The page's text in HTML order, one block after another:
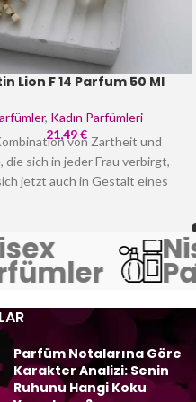
Lion F 14 Parfum 50 Ml
, Kadın Parfümleri
21,49€
von Zartheit und
die sich in jeder Frau verbirgt,
jetzt auch in Gestalt eines
und ergänzt perfekt
einzigartiges Charisma. Niş
Parfüm Notalarına Göre
Karakter Analizi: Senin
Ruhunu Hangi Koku